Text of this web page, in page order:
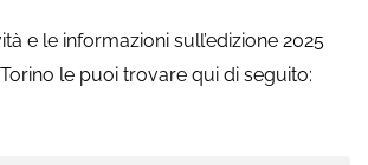
e le informazioni sull’edizione 2025
le puoi trovare qui di seguito: